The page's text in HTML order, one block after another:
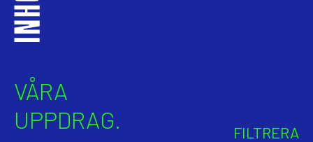
VÅRA
UPPDRAG.
FILTRERA